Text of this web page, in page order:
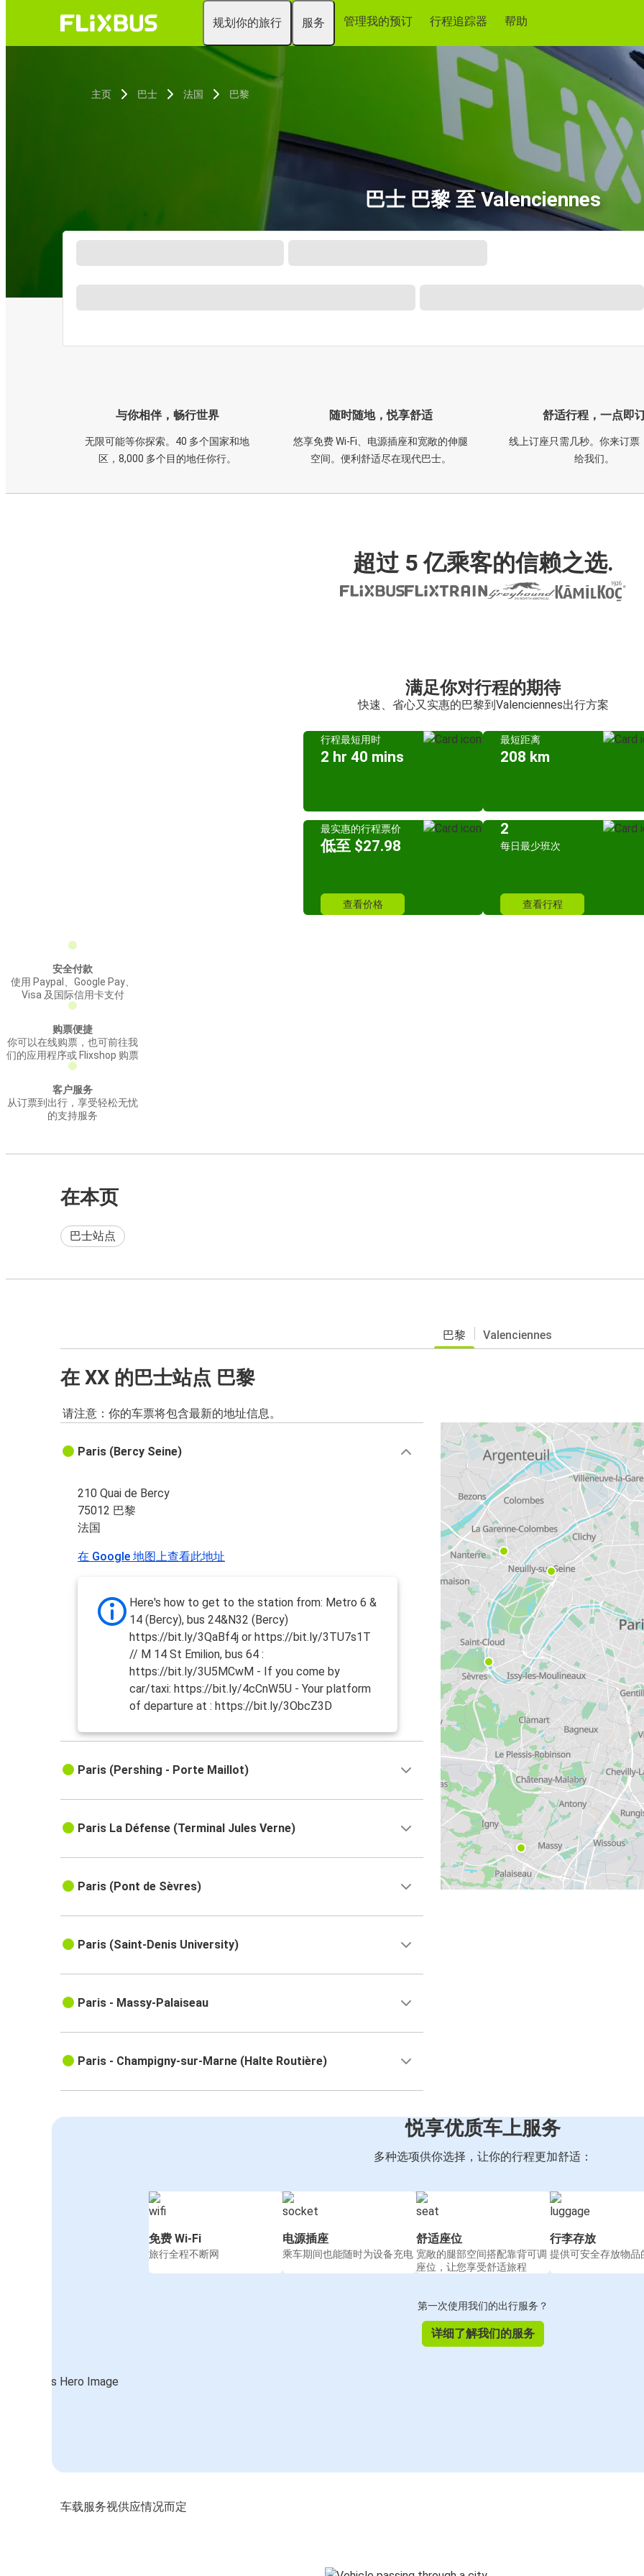
规划你的旅行 服务 管理我的预订 行程追踪器 帮助
主页 巴士 法国 巴黎
巴士 巴黎 至 Valenciennes
与你相伴，畅行世界
无限可能等你探索。40 多个国家和地
区，8,000 多个目的地任你行。
随时随地，悦享舒适
悠享免费 Wi-Fi、电源插座和宽敞的伸腿
空间。便利舒适尽在现代巴士。
舒适行程，一点即
线上订座只需几秒。你来订票
给我们。
超过 5 亿乘客的信赖之选.
满足你对行程的期待
快速、省心又实惠的巴黎到Valenciennes出行方案
行程最短用时
2 hr 40 mins
最短距离
208 km
最实惠的行程票价
低至 $27.98
查看价格
2
每日最少班次
查看行程
安全付款
使用 Paypal、Google Pay、
Visa 及国际信用卡支付
购票便捷
你可以在线购票，也可前往我
们的应用程序或 Flixshop 购票
客户服务
从订票到出行，享受轻松无忧
的支持服务
在本页
巴士站点
巴黎 Valenciennes
在 XX 的巴士站点 巴黎
请注意：你的车票将包含最新的地址信息。
Paris (Bercy Seine)
210 Quai de Bercy
75012 巴黎
法国
在 Google 地图上查看此地址
Here's how to get to the station from: Metro 6 &
14 (Bercy), bus 24&N32 (Bercy)
https://bit.ly/3QaBf4j or https://bit.ly/3TU7s1T
// M 14 St Emilion, bus 64 :
https://bit.ly/3U5MCwM - If you come by
car/taxi: https://bit.ly/4cCnW5U - Your platform
of departure at : https://bit.ly/3ObcZ3D
Paris (Pershing - Porte Maillot)
Paris La Défense (Terminal Jules Verne)
Paris (Pont de Sèvres)
Paris (Saint-Denis University)
Paris - Massy-Palaiseau
Paris - Champigny-sur-Marne (Halte Routière)
悦享优质车上服务
多种选项供你选择，让你的行程更加舒适：
免费 Wi-Fi
旅行全程不断网
电源插座
乘车期间也能随时为设备充电
舒适座位
宽敞的腿部空间搭配靠背可调
座位，让您享受舒适旅程
行李存放
提供可安全存放物品
第一次使用我们的出行服务？
详细了解我们的服务
车载服务视供应情况而定